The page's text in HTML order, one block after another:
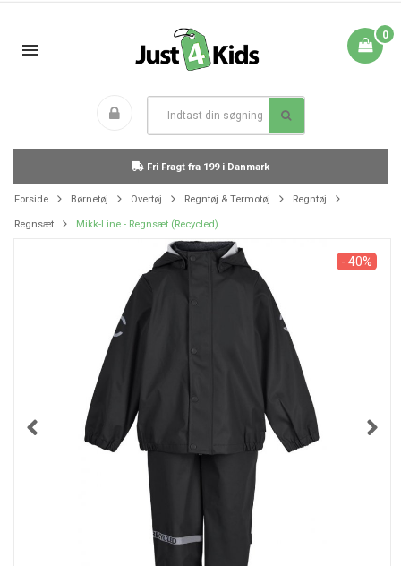
0
Fri Fragt fra 199 i Danmark
Forside Børnetøj Overtøj Regntøj & Termotøj Regntøj
Regnsæt Mikk-Line - Regnsæt (Recycled)
- 40%